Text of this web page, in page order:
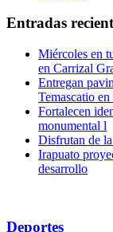
Entradas
Miércoles en
en Carrizal
Entregan
Temascatio
Fortalecen
monumental l
Disfrutan de
Irapuato
desarrollo
Deportes